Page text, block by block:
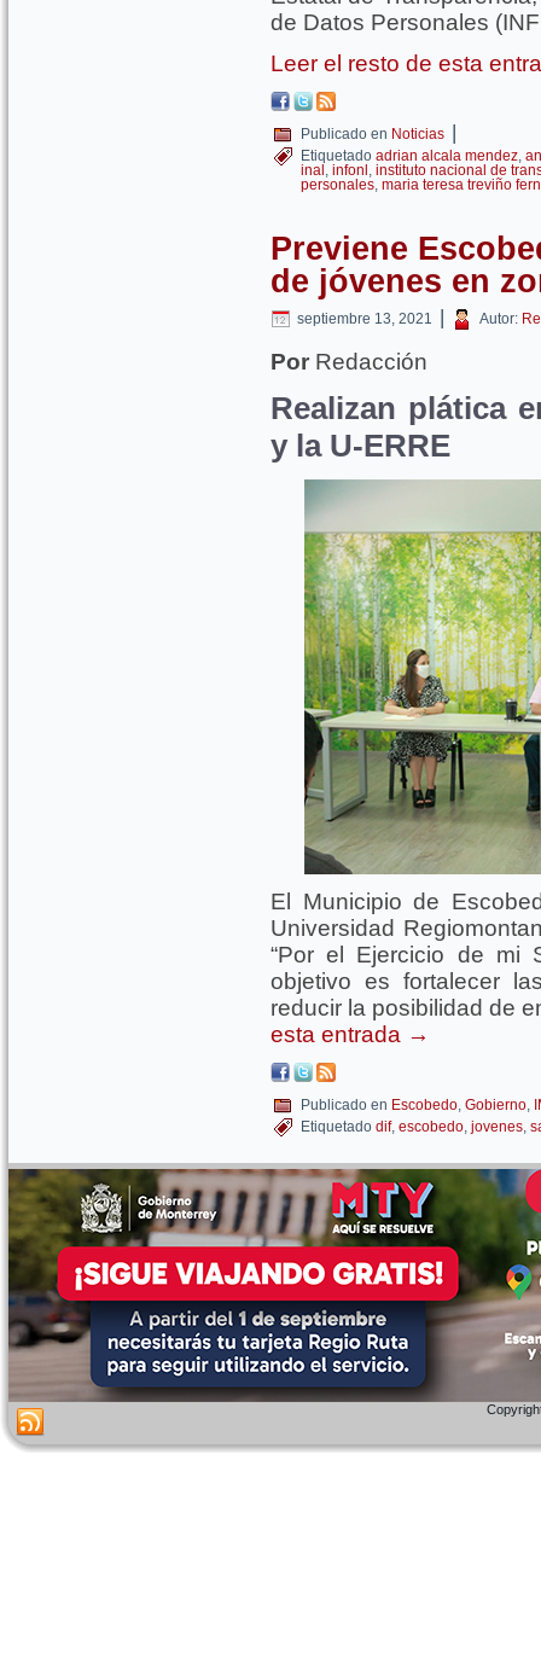
de Datos Personales
Leer el resto de esta
Publicado en Noticias |
Etiquetado adrian alcala mendez,
inal , infonl , instituto nacional de
personales, maria teresa treviño
Previene
de jóvenes en
septiembre 13, 2021 | Autor:
Por Redacción
Realizan plática
y la U-ERRE
El Municipio de
Universidad
“Por el Ejercicio de mi
objetivo es fortalecer
reducir la posibilidad de
esta entrada →
Publicado en Escobedo, Gobierno,
Etiquetado dif, escobedo, jovenes,